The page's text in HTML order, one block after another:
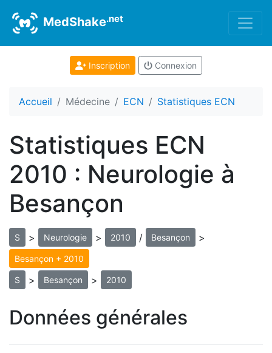
MedShake.net
Inscription Connexion
Accueil Médecine ECN Statistiques ECN
Statistiques ECN
2010 : Neurologie à
Besançon
S > Neurologie > 2010 / Besançon >
Besançon + 2010
S > Besançon > 2010
Données générales